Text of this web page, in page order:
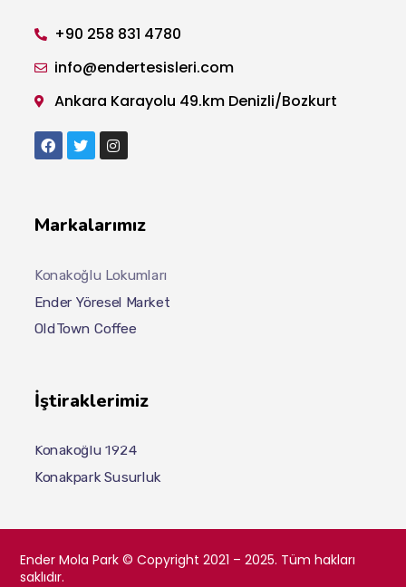
+90 258 831 4780
info@endertesisleri.com
Ankara Karayolu 49.km Denizli/Bozkurt
Markalarımız
Konakoğlu Lokumları
Ender Yöresel Market
OldTown Coffee
İştiraklerimiz
Konakoğlu 1924
Konakpark Susurluk
Ender Mola Park © Copyright 2021 – 2025. Tüm hakları
saklıdır.